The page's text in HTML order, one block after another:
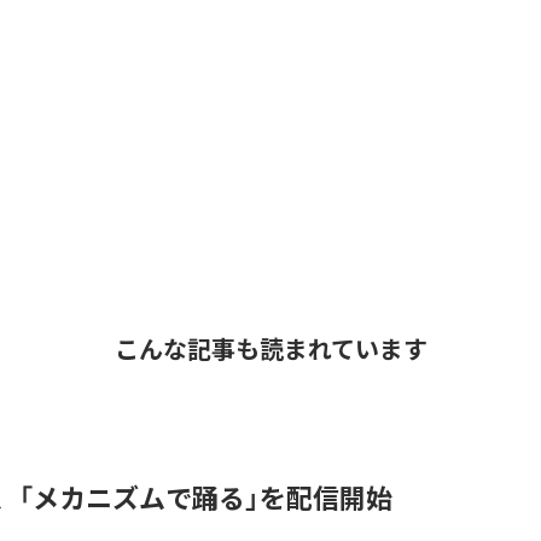
こんな記事も読まれています
「メカニズムで踊る」を配信開始